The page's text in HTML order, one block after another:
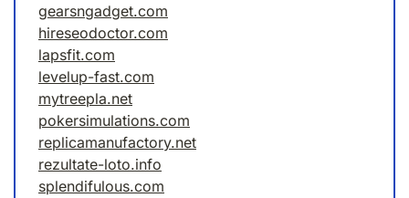
gearsngadget.com
hireseodoctor.com
lapsfit.com
levelup-fast.com
mytreepla.net
pokersimulations.com
replicamanufactory.net
rezultate-loto.info
splendifulous.com